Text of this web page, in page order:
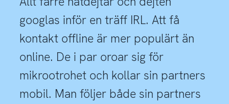
googlas inför en träff IRL. Att få
kontakt offline är mer populärt än
online. De i par oroar sig för
mikrootrohet och kollar sin partners
mobil. Man följer både sin partners